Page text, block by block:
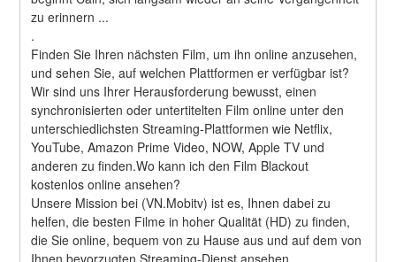
zu erinnern ...
.
Finden Sie Ihren nächsten Film, um ihn online anzusehen,
und sehen Sie, auf welchen Plattformen er verfügbar ist?
Wir sind uns Ihrer Herausforderung bewusst, einen
synchronisierten oder untertitelten Film online unter den
unterschiedlichsten Streaming-Plattformen wie Netflix,
YouTube, Amazon Prime Video, NOW, Apple TV und
anderen zu finden.Wo kann ich den Film Blackout
kostenlos online ansehen?
Unsere Mission bei (VN.Mobitv) ist es, Ihnen dabei zu
helfen, die besten Filme in hoher Qualität (HD) zu finden,
die Sie online, bequem von zu Hause aus und auf dem von
Ihnen bevorzugten Streaming-Dienst ansehen